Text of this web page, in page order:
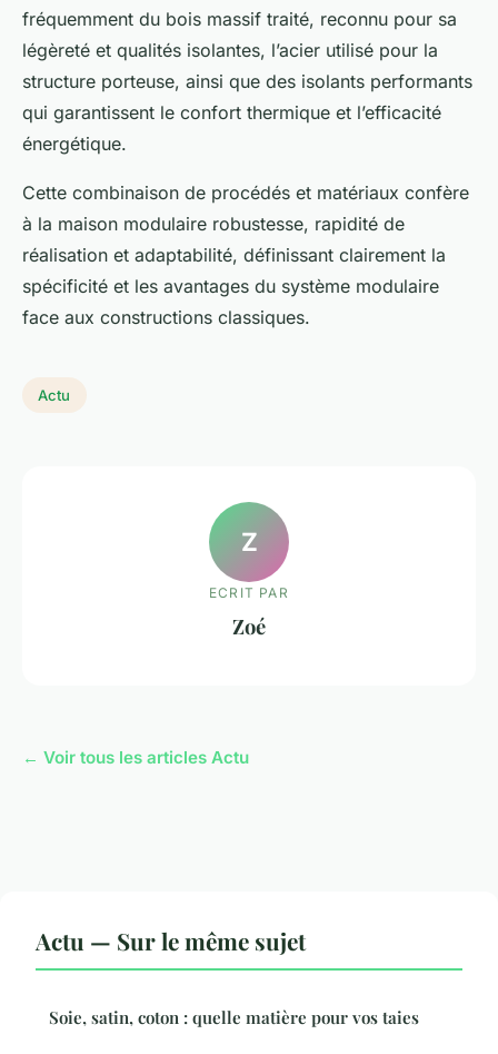
fréquemment du bois massif traité, reconnu pour sa
légèreté et qualités isolantes, l’acier utilisé pour la
structure porteuse, ainsi que des isolants performants
qui garantissent le confort thermique et l’efficacité
énergétique.
Cette combinaison de procédés et matériaux confère
à la maison modulaire robustesse, rapidité de
réalisation et adaptabilité, définissant clairement la
spécificité et les avantages du système modulaire
face aux constructions classiques.
Actu
Z
ECRIT PAR
Zoé
← Voir tous les articles Actu
Actu — Sur le même sujet
Soie, satin, coton : quelle matière pour vos taies